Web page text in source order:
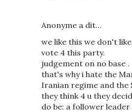
Anonyme a dit…
we like this we don't
vote 4 this party.
judgement on no base .
that's why i hate the
Iranian regime and the
they think 4 u they
do be: a follower